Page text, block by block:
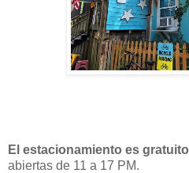
El estacionamiento es gratuito
abiertas de 11 a 17 PM.